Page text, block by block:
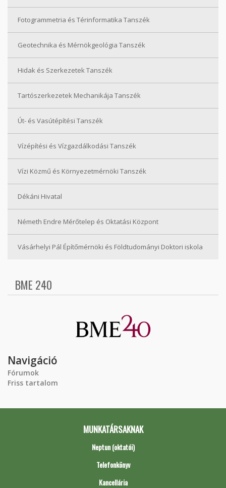
Fotogrammetria és Térinformatika Tanszék
Geotechnika és Mérnökgeológia Tanszék
Hidak és Szerkezetek Tanszék
Tartószerkezetek Mechanikája Tanszék
Út- és Vasútépítési Tanszék
Vízépítési és Vízgazdálkodási Tanszék
Vízi Közmű és Környezetmérnöki Tanszék
Dékáni Hivatal
Németh Endre Mérőtelep és Oktatási Központ
Vásárhelyi Pál Építőmérnöki és Földtudományi Doktori iskola
BME 240
Navigáció
Fórumok
Friss tartalom
MUNKATÁRSAKNAK
Neptun (oktatói)
Telefonkönyv
Kancellária